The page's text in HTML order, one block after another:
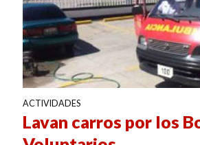
ACTIVIDADES
Lavan carros por los